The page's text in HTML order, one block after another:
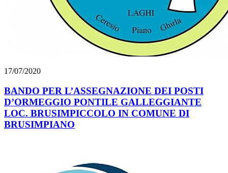
17/07/2020
BANDO PER L’ASSEGNAZIONE DEI POSTI
D’ORMEGGIO PONTILE GALLEGGIANTE
LOC. BRUSIMPICCOLO IN COMUNE DI
BRUSIMPIANO